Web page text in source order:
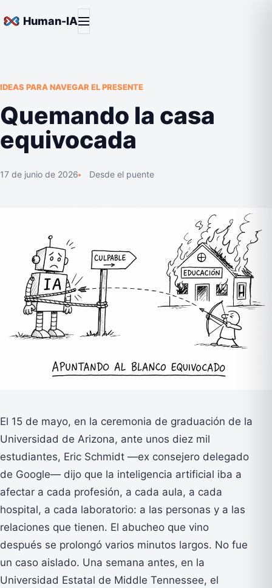
Saltar al contenido
Human-IAAbrir menú
IDEAS PARA NAVEGAR EL PRESENTE
Quemando la casa
equivocada
17 de junio de 2026 Desde el puente
El 15 de mayo, en la ceremonia de graduación de la
Universidad de Arizona, ante unos diez mil
estudiantes, Eric Schmidt —ex consejero delegado
de Google— dijo que la inteligencia artificial iba a
afectar a cada profesión, a cada aula, a cada
hospital, a cada laboratorio: a las personas y a las
relaciones que tienen. El abucheo que vino
después se prolongó varios minutos largos. No fue
un caso aislado. Una semana antes, en la
Universidad Estatal de Middle Tennessee, el